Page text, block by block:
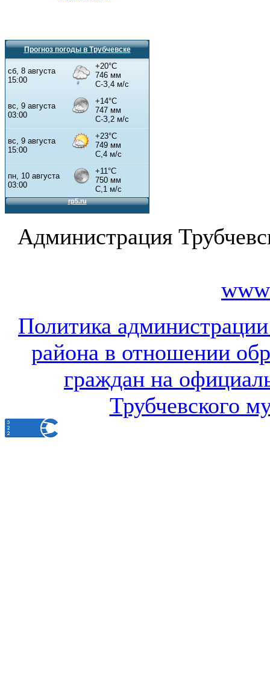
Прогноз погоды в Трубчевске
Администрация
Политика
района в отношении
граждан на
Трубчевского